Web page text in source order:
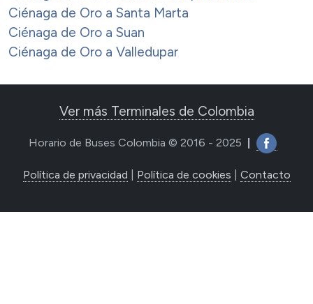
Ciénaga de Oro a Santa Marta
Ciénaga de Oro a Suan
Ciénaga de Oro a Valledupar
Ver más Terminales de Colombia
Horario de Buses Colombia © 2016 - 2025
Política de privacidad Política de cookies Contacto